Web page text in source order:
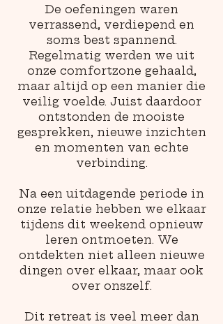
De oefeningen waren
verrassend, verdiepend en
soms best spannend.
Regelmatig werden we uit
onze comfortzone gehaald,
maar altijd op een manier die
veilig voelde. Juist daardoor
ontstonden de mooiste
gesprekken, nieuwe inzichten
en momenten van echte
verbinding.
Na een uitdagende periode in
onze relatie hebben we elkaar
tijdens dit weekend opnieuw
leren ontmoeten. We
ontdekten niet alleen nieuwe
dingen over elkaar, maar ook
over onszelf.
Dit retreat is veel meer dan